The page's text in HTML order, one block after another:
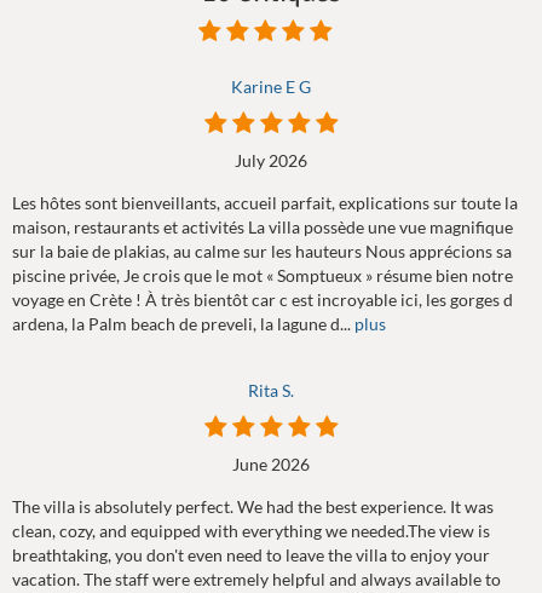
Karine E G
July 2026
Les hôtes sont bienveillants, accueil parfait, explications sur toute la
maison, restaurants et activités La villa possède une vue magnifique
sur la baie de plakias, au calme sur les hauteurs Nous apprécions sa
piscine privée, Je crois que le mot « Somptueux » résume bien notre
voyage en Crète ! À très bientôt car c est incroyable ici, les gorges d
ardena, la Palm beach de preveli, la lagune d... plus
Rita S.
June 2026
The villa is absolutely perfect. We had the best experience. It was
clean, cozy, and equipped with everything we needed.The view is
breathtaking, you don't even need to leave the villa to enjoy your
vacation. The staff were extremely helpful and always available to